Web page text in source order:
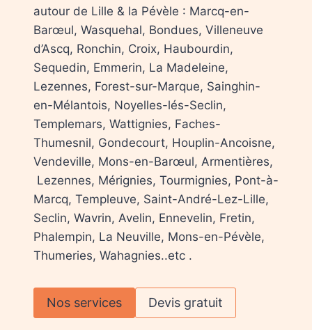
autour de Lille & la Pévèle : Marcq-en-
Barœul, Wasquehal, Bondues, Villeneuve
d’Ascq, Ronchin, Croix, Haubourdin,
Sequedin, Emmerin, La Madeleine,
Lezennes, Forest-sur-Marque, Sainghin-
en-Mélantois, Noyelles-lés-Seclin,
Templemars, Wattignies, Faches-
Thumesnil, Gondecourt, Houplin-Ancoisne,
Vendeville, Mons-en-Barœul, Armentières,
Lezennes, Mérignies, Tourmignies, Pont-à-
Marcq, Templeuve, Saint-André-Lez-Lille,
Seclin, Wavrin, Avelin, Ennevelin, Fretin,
Phalempin, La Neuville, Mons-en-Pévèle,
Thumeries, Wahagnies..etc .
Nos services Devis gratuit